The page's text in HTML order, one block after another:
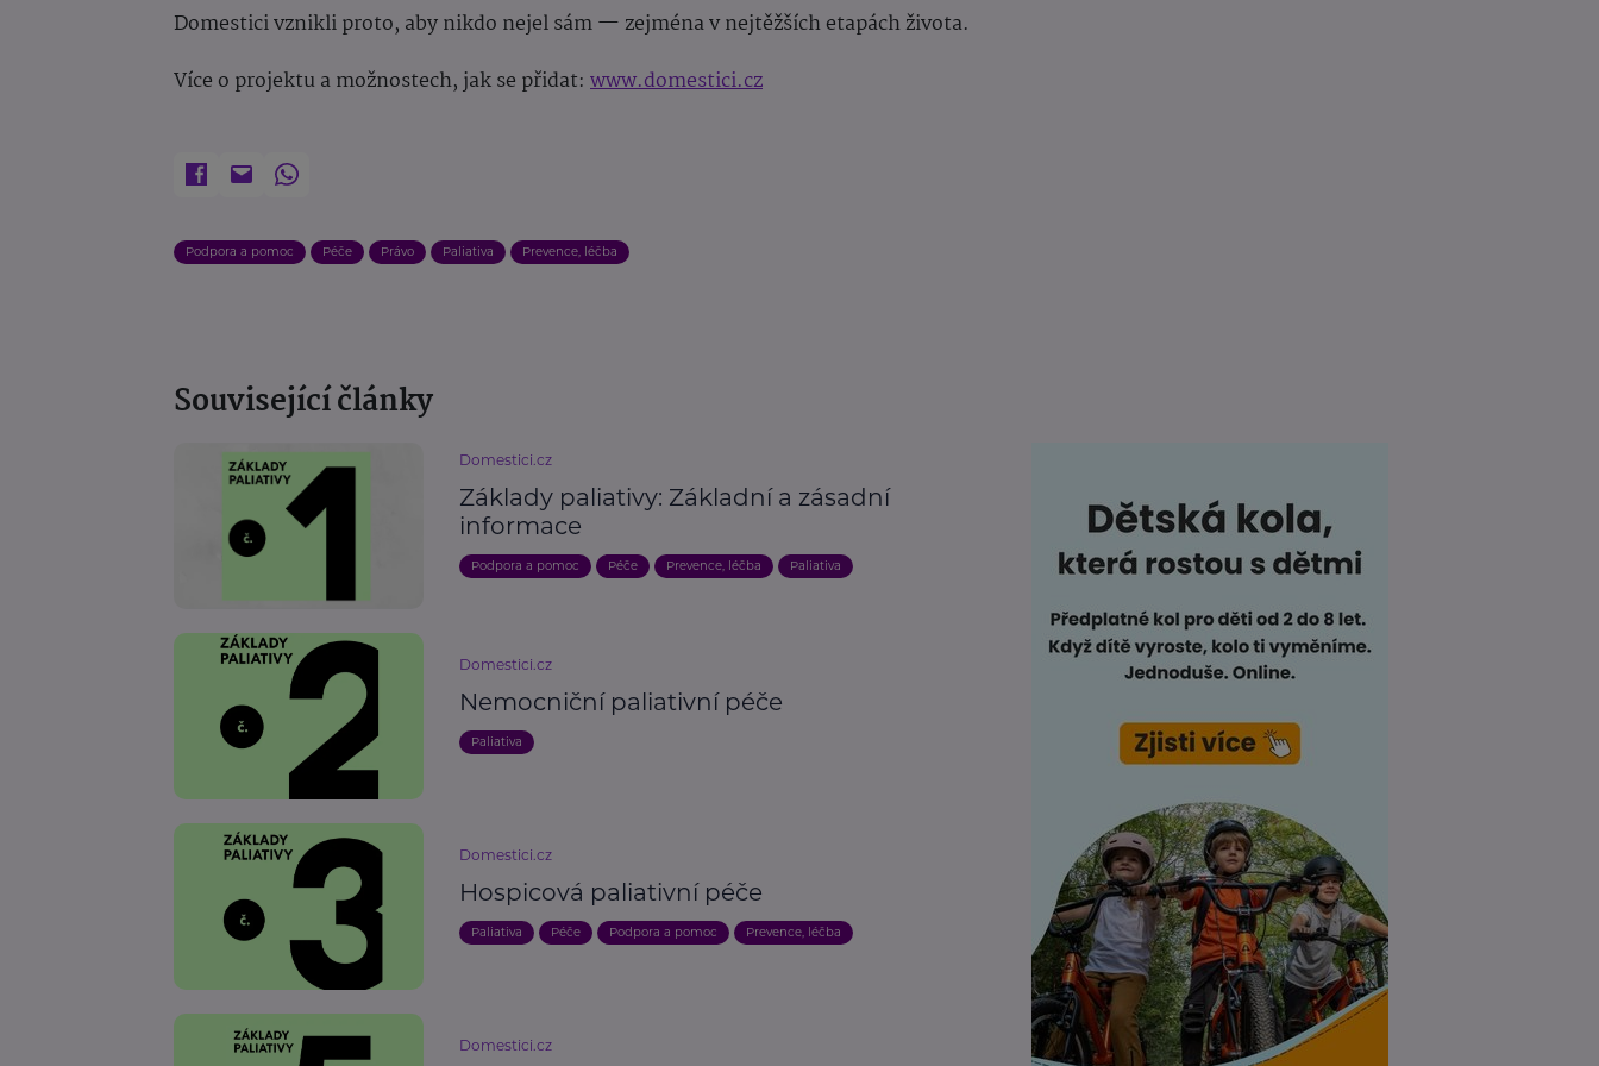
Domestici vznikli proto, aby nikdo nejel sám — zejména v nejtěžších etapách života.
Více o projektu a možnostech, jak se přidat: www.domestici.cz
Podpora a pomoc Péče Právo Paliativa Prevence, léčba
Související články
Domestici.cz
Základy paliativy: Základní a zásadní
informace
Podpora a pomoc Péče Prevence, léčba Paliativa
Domestici.cz
Nemocniční paliativní péče
Paliativa
Domestici.cz
Hospicová paliativní péče
Paliativa Péče Podpora a pomoc Prevence, léčba
Domestici.cz